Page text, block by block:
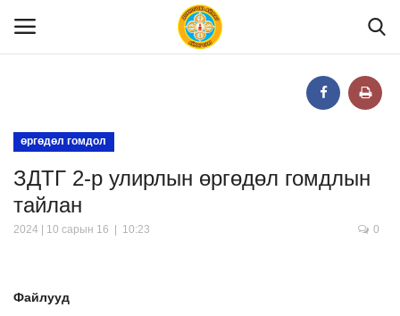
Танилцуулга
МЭДЭЭЛЭЛ
өргөдөл гомдол
ЗДТГ 2-р улирлын өргөдөл гомдлын
тайлан
2024 | 10 сарын 16 | 10:23 0
Файлууд